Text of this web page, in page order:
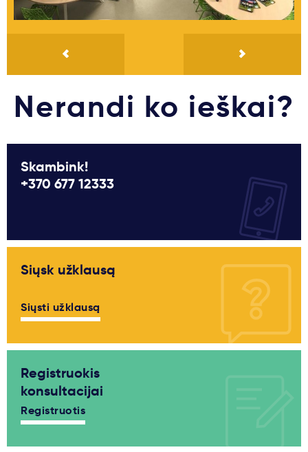
Nerandi ko ieškai?
Skambink!
+370 677 12333
Siųsk užklausą
Siųsti užklausą
Registruokis
konsultacijai
Registruotis